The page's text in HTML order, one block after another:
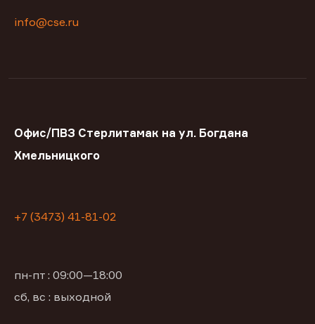
info@cse.ru
Офис/ПВЗ Стерлитамак на ул. Богдана
Хмельницкого
+7 (3473) 41-81-02
пн-пт : 09:00—18:00
сб, вс : выходной